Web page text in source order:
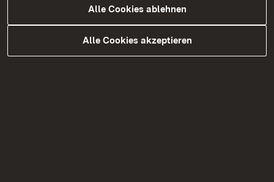
Alle Cookies ablehnen
Alle Cookies akzeptieren